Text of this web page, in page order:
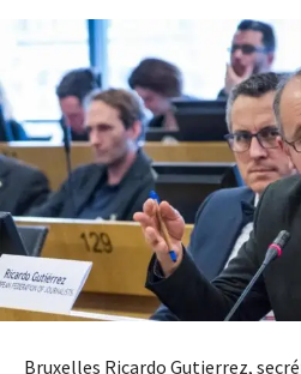
Bruxelles Ricardo Gutierrez,